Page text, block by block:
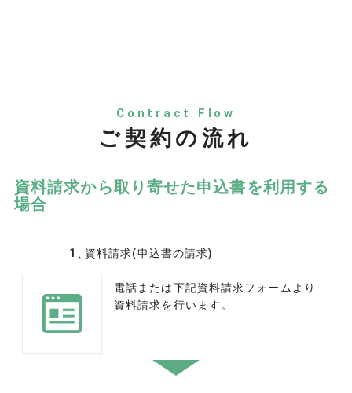
Contract Flow
ご契約の流れ
資料請求から取り寄せた申込書を利用する
場合
資料請求(申込書の請求)
電話または下記資料請求フォームより
資料請求を行います。